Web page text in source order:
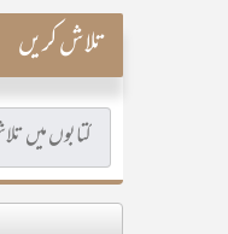
تلاش کریں